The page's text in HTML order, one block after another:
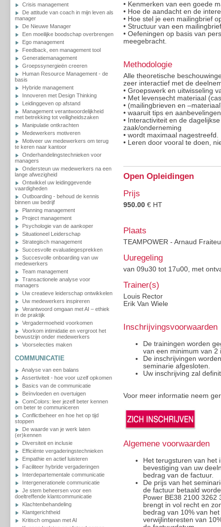
Crisis management
De attitude van coach in mijn leven als
manager
De Nieuwe Manager
Een moeilijke boodschap overbrengen
Ego management
Feedback, een management tool
Generatiemanagement
Groepssynergieën creeren
Human Resource Management - de
basis
Hybride management
Innoveren met Design Thinking
Leidinggeven op afstand
Management verantwoordelijkheid
met betrekking tot veiligheidszaken
Manipulatie ontkrachten
Medewerkers motiveren
Motiveer uw medewerkers om terug
te keren naar kantoor
Onderhandelingstechnieken voor
managers
Ondersteun uw medewerkers na een
lange afwezigheid
Ontwikkel uw leidinggevende
vaardigheden
Outboarding - behoud de kennis
binnen uw bedrijf
Planning management
Project management
Psychologie van de aankoper
Situationeel Leiderschap
Strategisch management
Succesvolle evaluatiegesprekken
Succesvolle onboarding van uw
medewerkers
Team management
Transactionele analyse voor
managers
Uw creatieve leiderschap ontwikkelen
Uw medewerkers inspireren
Verantwoord omgaan met AI – ethiek
in de praktijk
Vergadermoeheid voorkomen
Voorkom intimidatie en vergroot het
bewustzijn onder medewerkers
Voorselecties maken
COMMUNICATIE
Analyse van een balans
Assertiviteit - hoe voor uzelf opkomen
Basics van de communicatie
Beïnvloeden en overtuigen
ComColors: leer jezelf beter kennen
om beter te communiceren
Conflictbeheer en hoe het op tijd
stoppen
De waarde van je werk laten
(er)kennen
Diversiteit en inclusie
Efficiënte vergaderingstechnieken
Empathie en actief luisteren
Faciliteer hybride vergaderingen
Interdepartementale communicatie
Intergenerationele communicatie
Je stem beheersen voor een
doeltreffende klantcommunicatie
Klachtenbehandeling
Klantgerichtheid
Kritisch omgaan met AI
• Kenmerken van een goede
• Hoe de aandacht en de
• Hoe stel je een mailingbrief
• Structuur van een
• Oefeningen op basis van
meegebracht.
Methodologie
Alle theoretische
zeer interactief met de
• Groepswerk en uitwisseling
• Met levensecht materiaal
• (mailingbrieven en
• waaruit tips en
• Interactiviteit en de
zaak/onderneming
• wordt maximaal nagestreefd.
• Leren door vooral te doen,
Open Opleidingen
Prijs
950.00 € HT
Plaats
TEAMPOWER - Arnaud
Uuregeling
van 09u30 tot 17u00, met
Trainer(s)
Louis Rector
Erik Van Wiele
Inschrijvingsvoorwaarden
De trainingen worden
van een minimum van 2
De inschrijvingen
seminarie afgesloten.
Uw inschrijving zal
Voor meer informatie neem
Algemene voorwaarden
Het terugsturen van het
bevestiging van uw
bedrag van de factuur.
De prijs van het
de factuur betaald
Power BE38 2100 3262
brengt in vol recht en
bedrag van 10% van
verwijlinteresten van